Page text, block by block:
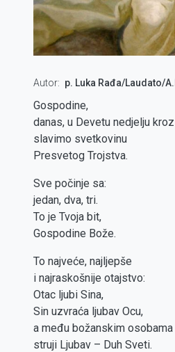
Autor p. Luka Rađa/Laudato/
Gospodine,
danas, u Devetu nedjelju
slavimo svetkovinu
Presvetog Trojstva.
Sve počinje sa:
jedan, dva, tri.
To je Tvoja bit,
Gospodine Bože.
To najveće, najljepše
i najraskošnije otajstvo:
Otac ljubi Sina,
Sin uzvraća ljubav Ocu,
a među božanskim osobama
struji Ljubav – Duh Sveti.